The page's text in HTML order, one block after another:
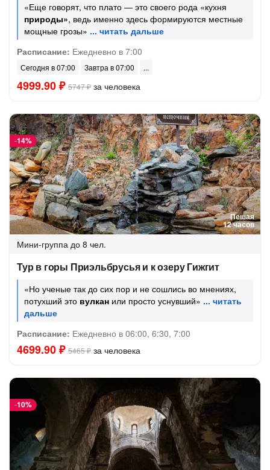
«Еще говорят, что плато — это своего рода «кухня
природы», ведь именно здесь формируются местные
мощные грозы»
Расписание: Ежедневно в 7:00
Сегодня в 07:00 Завтра в 07:00
4999.90 ₽ 5747 ₽ за человека
Пешая
12 часов
-14%
Мини-группа до 8 чел.
Тур в горы Приэльбрусья и к озеру Гижгит
«Но ученые так до сих пор и не сошлись во мнениях,
потухший это вулкан или просто уснувший»
Расписание: Ежедневно в 06:00, 6:30, 7:00
4699.90 ₽ 5465 ₽ за человека
-10%